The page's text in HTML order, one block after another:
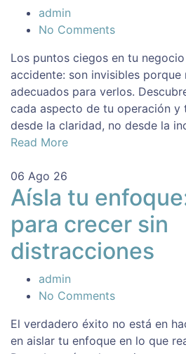
admin
No Comments
Los puntos ciegos en tu
accidente: son invisibles porque
adecuados para verlos.
cada aspecto de tu operación y
desde la claridad, no desde la
Read More
06 Ago 26
Aísla tu
para crecer sin
distracciones
admin
No Comments
El verdadero éxito no está en
en aislar tu enfoque en lo que